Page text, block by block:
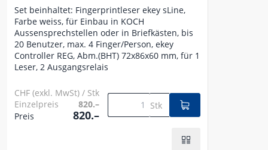
Set beinhaltet: Fingerprintleser ekey sLine,
Farbe weiss, für Einbau in KOCH
Aussensprechstellen oder in Briefkästen, bis
20 Benutzer, max. 4 Finger/Person, ekey
Controller REG, Abm.(BHT) 72x86x60 mm, für 1
Leser, 2 Ausgangsrelais
CHF (exkl. MwSt) / Stk
Einzelpreis
820.–
Preis
820.–
Stk